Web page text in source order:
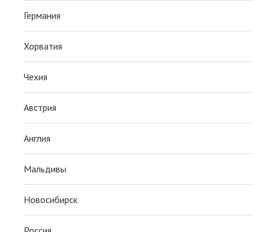
Германия
Хорватия
Чехия
Австрия
Англия
Мальдивы
Новосибирск